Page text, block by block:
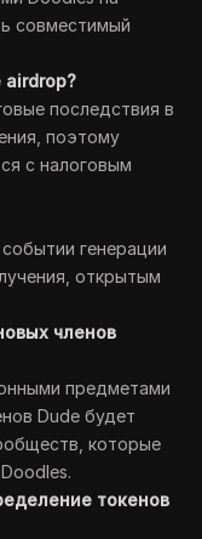
совместимый
airdrop?
последствия в
поэтому
с налоговым
генерации
открытым
членов
предметами
Dude будет
которые
токенов